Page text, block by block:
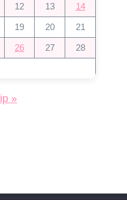
12 13 14
19 20 21
26 27 28
»